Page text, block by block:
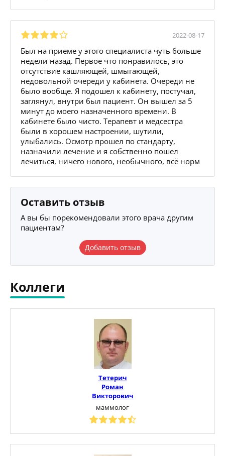
2022-08-17
Был на приеме у этого специалиста чуть больше
недели назад. Первое что понравилось, это
отсутствие кашляющей, шмыгающей,
недовольной очереди у кабинета. Очереди не
было вообще. Я подошел к кабинету, постучал,
заглянул, внутри был пациент. Он вышел за 5
минут до моего назначенного времени. В
кабинете было чисто. Терапевт и медсестра
были в хорошем настроении, шутили,
улыбались. Осмотр прошел по стандарту,
назначили лечение и я собственно пошел
лечиться, ничего нового, необычного, всё норм
Оставить отзыв
А вы бы порекомендовали этого врача другим
пациентам?
Добавить отзыв
Коллеги
Тетерич
Роман
Викторович
маммолог